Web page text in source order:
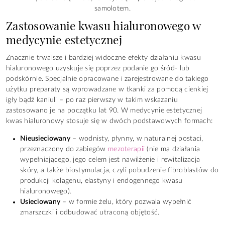
samolotem.
Zastosowanie kwasu hialuronowego w
medycynie estetycznej
Znacznie trwalsze i bardziej widoczne efekty działaniu kwasu
hialuronowego uzyskuje się poprzez podanie go śród- lub
podskórnie. Specjalnie opracowane i zarejestrowane do takiego
użytku preparaty są wprowadzane w tkanki za pomocą cienkiej
igły bądź kaniuli – po raz pierwszy w takim wskazaniu
zastosowano je na początku lat 90. W medycynie estetycznej
kwas hialuronowy stosuje się w dwóch podstawowych formach:
Nieusieciowany– wodnisty, płynny, w naturalnej postaci,
przeznaczony do zabiegów mezoterapii (nie ma działania
wypełniającego, jego celem jest nawilżenie i rewitalizacja
skóry, a także biostymulacja, czyli pobudzenie fibroblastów do
produkcji kolagenu, elastyny i endogennego kwasu
hialuronowego).
Usieciowany – w formie żelu, który pozwala wypełnić
zmarszczki i odbudować utraconą objętość.